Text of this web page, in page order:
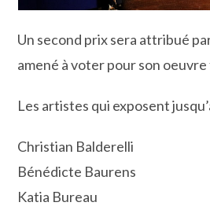
Un second prix sera attribué
amené à voter pour son
Les artistes qui exposent
Christian Balderelli
Bénédicte Baurens
Katia Bureau